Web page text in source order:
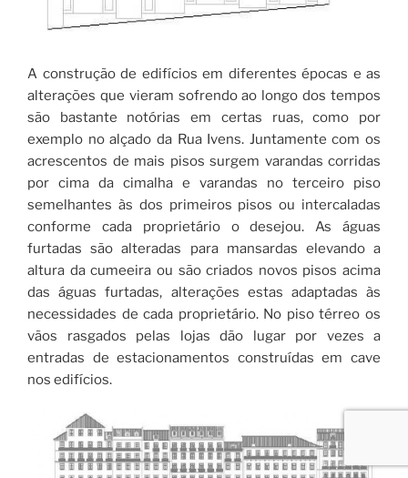
A construção de edifícios em diferentes épocas e as
alterações que vieram sofrendo ao longo dos tempos
são bastante notórias em certas ruas, como por
exemplo no alçado da Rua Ivens. Juntamente com os
acrescentos de mais pisos surgem varandas corridas
por cima da cimalha e varandas no terceiro piso
semelhantes às dos primeiros pisos ou intercaladas
conforme cada proprietário o desejou. As águas
furtadas são alteradas para mansardas elevando a
altura da cumeeira ou são criados novos pisos acima
das águas furtadas, alterações estas adaptadas às
necessidades de cada proprietário. No piso térreo os
vãos rasgados pelas lojas dão lugar por vezes a
entradas de estacionamentos construídas em cave
nos edifícios.